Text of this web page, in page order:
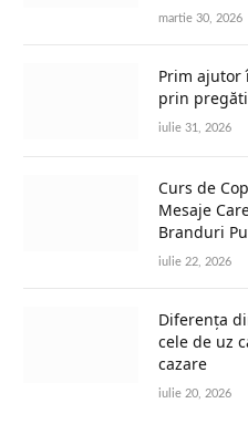
martie 30, 2026
Prim ajutor
prin
iulie 31, 2026
Curs de
Mesaje
Branduri
iulie 22, 2026
Diferența
cele de uz
cazare
iulie 20, 2026